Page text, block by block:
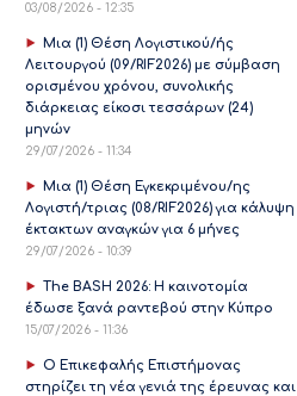
03/08/2026 - 12:35
Μια (1) Θέση Λογιστικού/ής
Λειτουργού (09/RIF2026) με σύμβαση
ορισμένου χρόνου, συνολικής
διάρκειας είκοσι τεσσάρων (24)
μηνών
29/07/2026 - 11:34
Μια (1) Θέση Εγκεκριμένου/ης
Λογιστή/τριας (08/RIF2026) για κάλυψη
έκτακτων αναγκών για 6 μήνες
29/07/2026 - 10:39
The BASH 2026: Η καινοτομία
έδωσε ξανά ραντεβού στην Κύπρο
15/07/2026 - 11:36
Ο Επικεφαλής Επιστήμονας
στηρίζει τη νέα γενιά της έρευνας και